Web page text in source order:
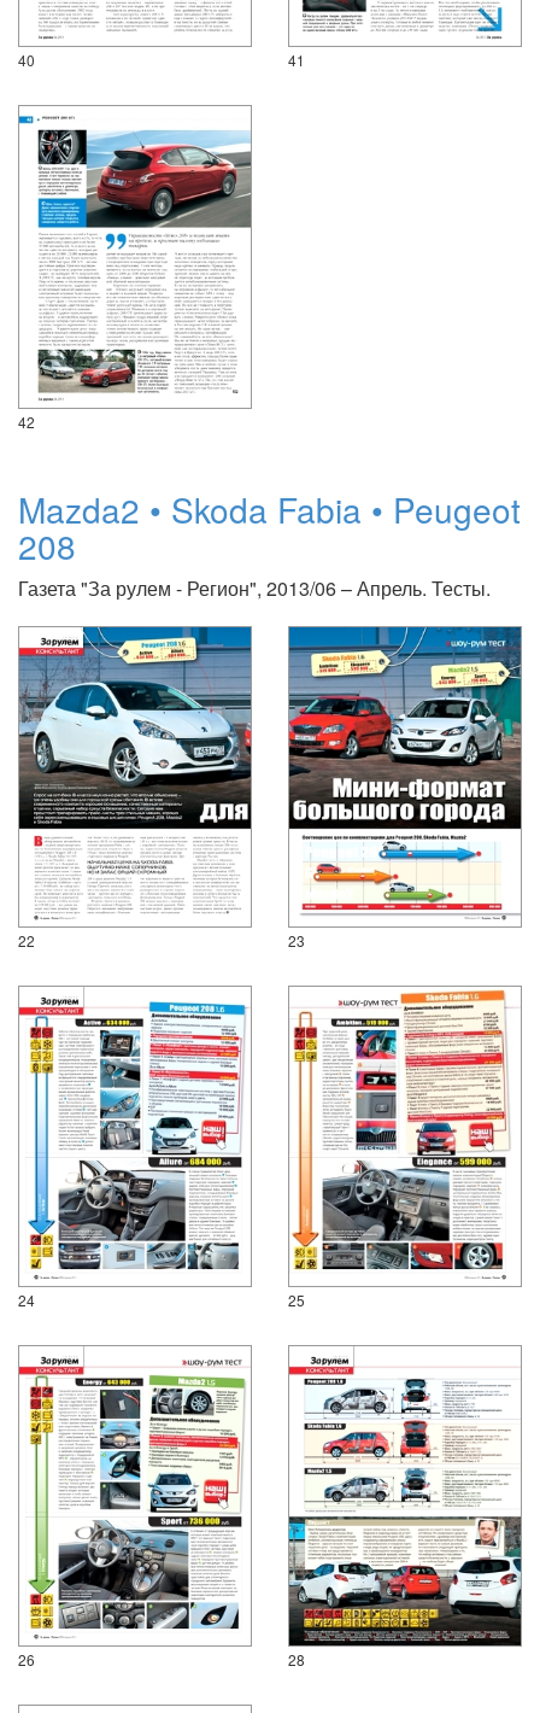
40 41
42
Mazda2 • Skoda Fabia • Peugeot
208
Газета "За рулем - Регион", 2013/06 – Апрель. Тесты.
22 23
24 25
26 28